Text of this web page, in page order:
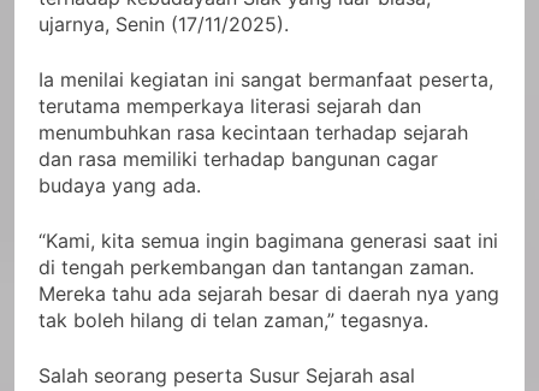
ujarnya, Senin (17/11/2025).
Ia menilai kegiatan ini sangat bermanfaat peserta,
terutama memperkaya literasi sejarah dan
menumbuhkan rasa kecintaan terhadap sejarah
dan rasa memiliki terhadap bangunan cagar
budaya yang ada.
“Kami, kita semua ingin bagimana generasi saat ini
di tengah perkembangan dan tantangan zaman.
Mereka tahu ada sejarah besar di daerah nya yang
tak boleh hilang di telan zaman,” tegasnya.
Salah seorang peserta Susur Sejarah asal